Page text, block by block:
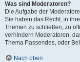
Was sind Moderatoren?
Die Aufgabe der
Sie haben das Recht, in
Themen zu schließen, zu
verhindern Moderatoren,
Thema Passendes, oder
Nach oben